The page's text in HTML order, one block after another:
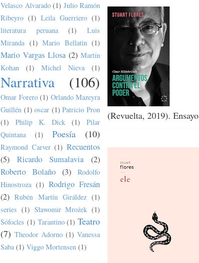
Velasco Alvarado (1) Julio Ramón
Ribeyro (1) Leila Guerriero (1)
literatura peruana
(1)
Luis
Miranda (1) Mario Bellatin (1)
Mario Vargas Llosa (2) Martín
Kohan
(1) Michel Nieva (1)
Narrativa (106)
Omar Forero (1) Orlando Mazeyra
Guillén (1) oscar (1) Patricio Pron
(1)
Philip K. Dick (1)
Pilar
Quintana
(1) Poesía (10)
Raymond Carver (1) Recuentos
(5)
Ricardo Sumalavia
(2)
Roberto Bolaño (3)
Rodolfo
Hinostroza (1) Rodrigo Fresán
(2) Rubén Martín Giráldez (1)
series (1) Sławomir Mrożek (1)
Sófocles (1) Tarantino (1) Teatro
(7) Theodor Adorno (1) Vanessa
Saba (1) Viggo Mortensen (1)
(Revuelta, 2019). Ensayo